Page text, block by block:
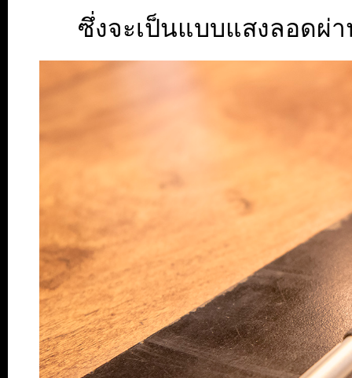
ซึ่งจะเป็นแบบแสงลอดผ่